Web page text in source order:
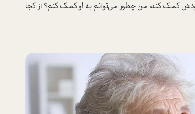
کمک کند، من چطور می‌توانم به او کمک کنم؟ از کجا